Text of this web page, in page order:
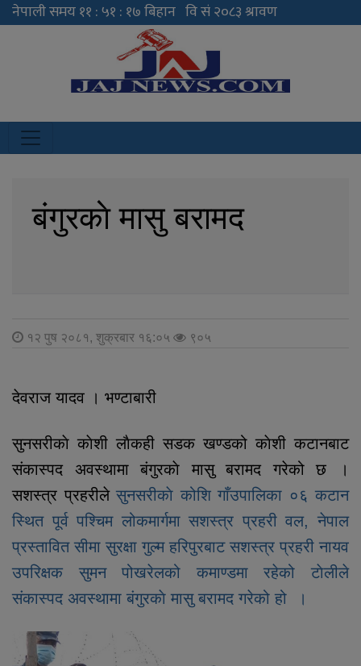
बंगुरकाे मासु बरामद
१२ पुष २०८१, शुक्रबार १६:०५ ९०५
देवराज यादव । भण्टाबारी
सुनसरीकाे काेशी लाैकही सडक खण्डको काेशी कटानबाट
संकास्पद अवस्थामा बंगुरकाे मासु बरामद गरेको छ ।
सशस्त्र प्रहरीले सुनसरीकाे कोशि गाँउपालिका ०६ कटान
स्थित पूर्व पश्चिम लोकमार्गमा सशस्त्र प्रहरी वल, नेपाल
प्रस्तावित सीमा सुरक्षा गुल्म हरिपुरबाट सशस्त्र प्रहरी नायव
उपरिक्षक सुमन पोखरेलको कमाण्डमा रहेको टाेलीले
संकास्पद अवस्थामा बंगुरकाे मासु बरामद गरेको हो ।